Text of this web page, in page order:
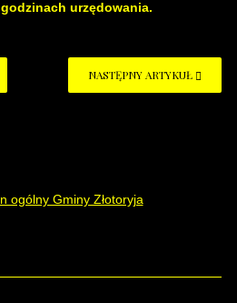
urzędowania.
NASTĘPNY ARTYKUŁ
ogólny Gminy Złotoryja